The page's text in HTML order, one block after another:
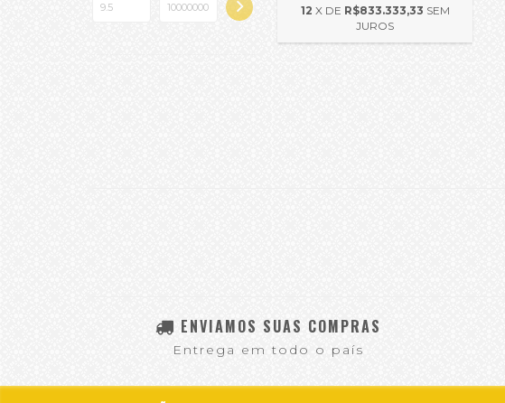
12 X DE R$833.333,33 SEM
JUROS
ENVIAMOS SUAS COMPRAS
Entrega em todo o país